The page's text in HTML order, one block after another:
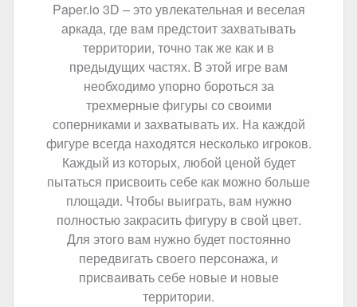
Paper.io 3D – это увлекательная и веселая
аркада, где вам предстоит захватывать
территории, точно так же как и в
предыдущих частях. В этой игре вам
необходимо упорно бороться за
трехмерные фигуры со своими
соперниками и захватывать их. На каждой
фигуре всегда находятся несколько игроков.
Каждый из которых, любой ценой будет
пытаться присвоить себе как можно больше
площади. Чтобы выиграть, вам нужно
полностью закрасить фигуру в свой цвет.
Для этого вам нужно будет постоянно
передвигать своего персонажа, и
присваивать себе новые и новые
территории.